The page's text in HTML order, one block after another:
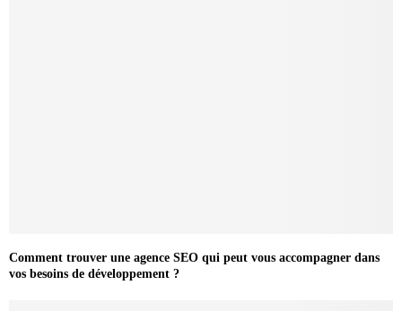
Comment trouver une agence SEO qui peut vous accompagner dans
vos besoins de développement ?